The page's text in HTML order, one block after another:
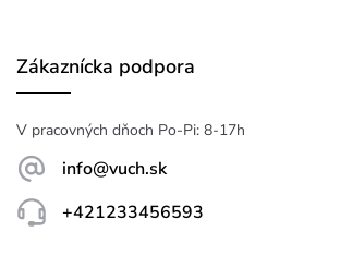
Zákaznícka podpora
V pracovných dňoch Po-Pi: 8-17h
info@vuch.sk
+421233456593